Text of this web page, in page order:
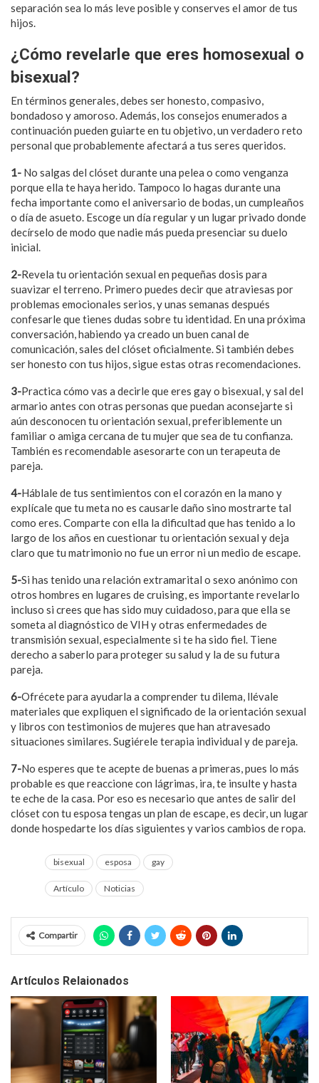
separación sea lo más leve posible y conserves el amor de tus
hijos.
¿Cómo revelarle que eres homosexual o
bisexual?
En términos generales, debes ser honesto, compasivo,
bondadoso y amoroso. Además, los consejos enumerados a
continuación pueden guiarte en tu objetivo, un verdadero reto
personal que probablemente afectará a tus seres queridos.
1- No salgas del clóset durante una pelea o como venganza
porque ella te haya herido. Tampoco lo hagas durante una
fecha importante como el aniversario de bodas, un cumpleaños
o día de asueto. Escoge un día regular y un lugar privado donde
decírselo de modo que nadie más pueda presenciar su duelo
inicial.
2-Revela tu orientación sexual en pequeñas dosis para
suavizar el terreno. Primero puedes decir que atraviesas por
problemas emocionales serios, y unas semanas después
confesarle que tienes dudas sobre tu identidad. En una próxima
conversación, habiendo ya creado un buen canal de
comunicación, sales del clóset oficialmente. Si también debes
ser honesto con tus hijos, sigue estas otras recomendaciones.
3-Practica cómo vas a decirle que eres gay o bisexual, y sal del
armario antes con otras personas que puedan aconsejarte si
aún desconocen tu orientación sexual, preferiblemente un
familiar o amiga cercana de tu mujer que sea de tu confianza.
También es recomendable asesorarte con un terapeuta de
pareja.
4-Háblale de tus sentimientos con el corazón en la mano y
explícale que tu meta no es causarle daño sino mostrarte tal
como eres. Comparte con ella la dificultad que has tenido a lo
largo de los años en cuestionar tu orientación sexual y deja
claro que tu matrimonio no fue un error ni un medio de escape.
5-Si has tenido una relación extramarital o sexo anónimo con
otros hombres en lugares de cruising, es importante revelarlo
incluso si crees que has sido muy cuidadoso, para que ella se
someta al diagnóstico de VIH y otras enfermedades de
transmisión sexual, especialmente si te ha sido fiel. Tiene
derecho a saberlo para proteger su salud y la de su futura
pareja.
6-Ofrécete para ayudarla a comprender tu dilema, llévale
materiales que expliquen el significado de la orientación sexual
y libros con testimonios de mujeres que han atravesado
situaciones similares. Sugiérele terapia individual y de pareja.
7-No esperes que te acepte de buenas a primeras, pues lo más
probable es que reaccione con lágrimas, ira, te insulte y hasta
te eche de la casa. Por eso es necesario que antes de salir del
clóset con tu esposa tengas un plan de escape, es decir, un lugar
donde hospedarte los días siguientes y varios cambios de ropa.
bisexual esposa gay
Artículo Noticias
Compartir
Artículos Relaionados